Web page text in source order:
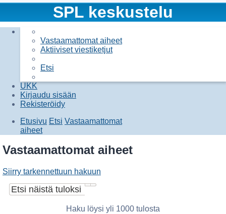
SPL keskustelu
Vastaamattomat aiheet
Aktiiviset viestiketjut
Etsi
UKK
Kirjaudu sisään
Rekisteröidy
Etusivu Etsi Vastaamattomat
aiheet
Vastaamattomat aiheet
Siirry tarkennettuun hakuun
Etsi
Tarkennettu haku
Haku löysi yli 1000 tulosta